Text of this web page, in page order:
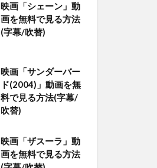
映画「シェーン」動
画を無料で見る方法
(字幕/吹替)
映画「サンダーバー
ド(2004)」動画を無
料で見る方法(字幕/
吹替)
映画「ザスーラ」動
画を無料で見る方法